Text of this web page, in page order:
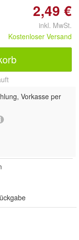
2,49 €
inkl. MwSt.
Kostenloser Versand
Vorkasse per